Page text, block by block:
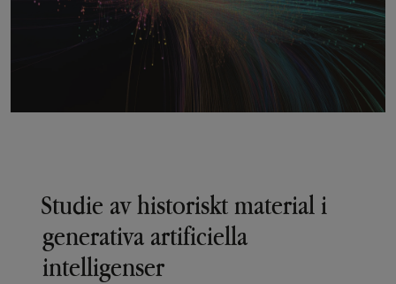
Studie av historiskt material i
generativa artificiella
intelligenser